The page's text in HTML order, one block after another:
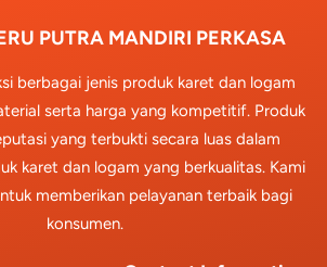
PUTRA MANDIRI PERKASA
berbagai jenis produk karet dan logam
serta harga yang kompetitif. Produk
yang terbukti secara luas dalam
karet dan logam yang berkualitas. Kami
memberikan pelayanan terbaik bagi
konsumen.